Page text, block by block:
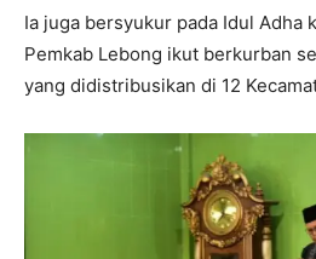
Ia juga bersyukur pada Idul Adha
Pemkab Lebong ikut berkurban
yang didistribusikan di 12